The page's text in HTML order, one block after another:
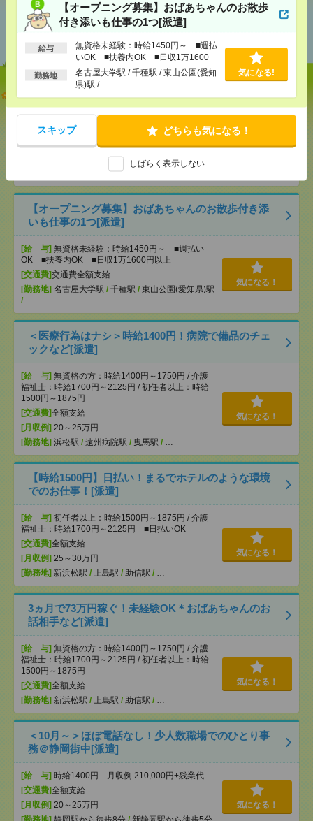
【オープニング募集】おばあちゃんのお散歩
付き添いも仕事の1つ[派遣]
給与
無資格未経験：時給1450円～ ■週払
いOK ■扶養内OK ■日収1万1600円
以上
勤務地
名古屋大学駅 / 千種駅 / 東山公園(愛知
県)駅 / …
気になる!
スキップ どちらも気になる！
しばらく表示しない
あなたの閲覧履歴からの
おすすめ
志望動機も履歴書も不要！日収1万円～＊未経験OK
の介護[派遣]
[給 与]無資格未経験：時給1350円～ ■週払い
OK ■扶養内OK ■日収1万800円以上
交通費全額支給（ガソリン代もOK！）
新豊橋駅 /
【オープニング募集】おばあちゃんのお散歩付き添
いも仕事の1つ[派遣]
[給 与] 無資格未経験：時給1450円～ ■週払い
OK ■扶養内OK ■日収1万1600円以上
[交通費]交通費全額支給
[勤務地] 名古屋大学駅 / 千種駅 / 東山公園(愛知県)駅
/ …
気になる！
＜医療行為はナシ＞時給1400円！病院で備品のチェ
ックなど[派遣]
[給 与] 無資格の方：時給1400円～1750円 / 介護
福祉士：時給1700円～2125円 / 初任者以上：時給
1500円～1875円
[交通費]全額支給
[月収例] 20～25万円
[勤務地] 浜松駅 / 遠州病院駅 / 曳馬駅 / …
気になる！
【時給1500円】日払い！まるでホテルのような環境
でのお仕事！[派遣]
[給 与] 初任者以上：時給1500円～1875円 / 介護
福祉士：時給1700円～2125円 ■日払いOK
[交通費]全額支給
[月収例] 25～30万円
[勤務地] 新浜松駅 / 上島駅 / 助信駅 / …
気になる！
3ヵ月で73万円稼ぐ！未経験OK＊おばあちゃんのお
話相手など[派遣]
[給 与] 無資格の方：時給1400円～1750円 / 介護
福祉士：時給1700円～2125円 / 初任者以上：時給
1500円～1875円
[交通費]全額支給
[勤務地] 新浜松駅 / 上島駅 / 助信駅 / …
気になる！
＜10月～＞ほぼ電話なし！少人数職場でのひとり事
務＠静岡街中[派遣]
[給 与] 時給1400円 月収例 210,000円+残業代
[交通費]全額支給
[月収例] 20～25万円
気になる！